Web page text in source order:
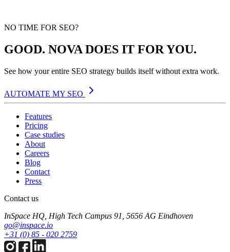
NO TIME FOR SEO?
GOOD. NOVA DOES IT FOR YOU.
See how your entire SEO strategy builds itself without extra work.
AUTOMATE MY SEO
Features
Pricing
Case studies
About
Careers
Blog
Contact
Press
Contact us
InSpace HQ, High Tech Campus 91, 5656 AG Eindhoven
go@inspace.io
+31 (0) 85 - 020 2759